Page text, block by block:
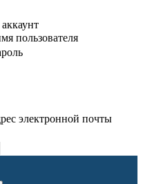
пользователя
электронной почты